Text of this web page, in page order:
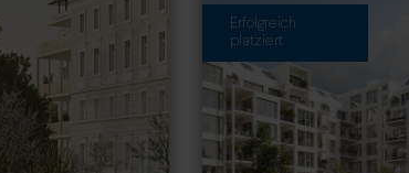
Erfolgreich
platziert